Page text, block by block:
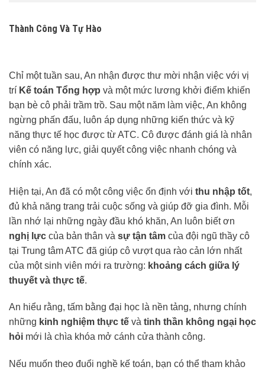
Thành Công Và Tự Hào
Chỉ một tuần sau, An nhận được thư mời nhận việc với vị
trí Kế toán Tổng hợp và một mức lương khởi điểm khiến
bạn bè cô phải trầm trồ. Sau một năm làm việc, An không
ngừng phấn đấu, luôn áp dụng những kiến thức và kỹ
năng thực tế học được từ ATC. Cô được đánh giá là nhân
viên có năng lực, giải quyết công việc nhanh chóng và
chính xác.
Hiện tại, An đã có một công việc ổn định với thu nhập tốt,
đủ khả năng trang trải cuộc sống và giúp đỡ gia đình. Mỗi
lần nhớ lại những ngày đầu khó khăn, An luôn biết ơn
nghị lực của bản thân và sự tận tâm của đội ngũ thầy cô
tại Trung tâm ATC đã giúp cô vượt qua rào cản lớn nhất
của một sinh viên mới ra trường: khoảng cách giữa lý
thuyết và thực tế.
An hiểu rằng, tấm bằng đại học là nền tảng, nhưng chính
những kinh nghiệm thực tế và tinh thần không ngại học
hỏi mới là chìa khóa mở cánh cửa thành công.
Nếu muốn theo đuổi nghề kế toán, bạn có thể tham khảo